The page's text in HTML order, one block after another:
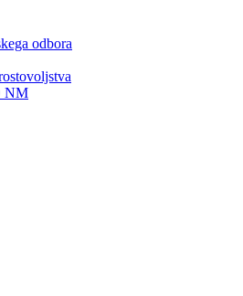
odbora
NM